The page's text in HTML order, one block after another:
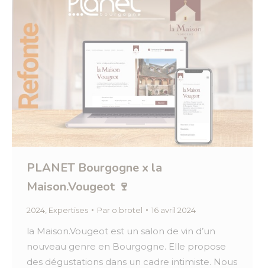
PLANET Bourgogne x la
Maison.Vougeot 🍷
2024 Expertises Par o.brotel 16 avril 2024
la Maison.Vougeot est un salon de vin d’un
nouveau genre en Bourgogne. Elle propose
des dégustations dans un cadre intimiste. Nous